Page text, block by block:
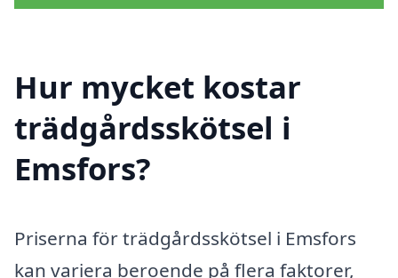
Hur mycket kostar
trädgårdsskötsel i
Emsfors?
Priserna för trädgårdsskötsel i Emsfors
kan variera beroende på flera faktorer,